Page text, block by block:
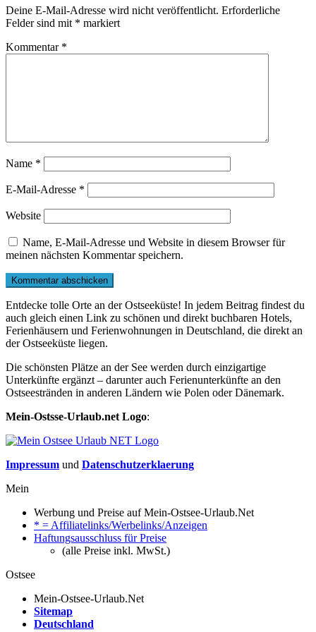
Deine E-Mail-Adresse wird nicht veröffentlicht. Erforderliche
Felder sind mit * markiert
Kommentar *
Name *
E-Mail-Adresse *
Website
Name, E-Mail-Adresse und Website in diesem Browser für
meinen nächsten Kommentar speichern.
Entdecke tolle Orte an der Ostseeküste! In jedem Beitrag findest du
auch gleich einen Link zu schönen und direkt buchbaren Hotels,
Ferienhäusern und Ferienwohnungen in Deutschland, die direkt an
der Ostseeküste liegen.
Die schönsten Plätze an der See werden durch einzigartige
Unterkünfte ergänzt – darunter auch Ferienunterkünfte an den
Ostseestränden in anderen Ländern wie Polen oder Dänemark.
Mein-Ostsse-Urlaub.net Logo:
Impressum und Datenschutzerklaerung
Mein
Werbung und Preise auf Mein-Ostsee-Urlaub.Net
* = Affiliatelinks/Werbelinks/Anzeigen
Haftungsausschluss für Preise
(alle Preise inkl. MwSt.)
Ostsee
Mein-Ostsee-Urlaub.Net
Sitemap
Deutschland